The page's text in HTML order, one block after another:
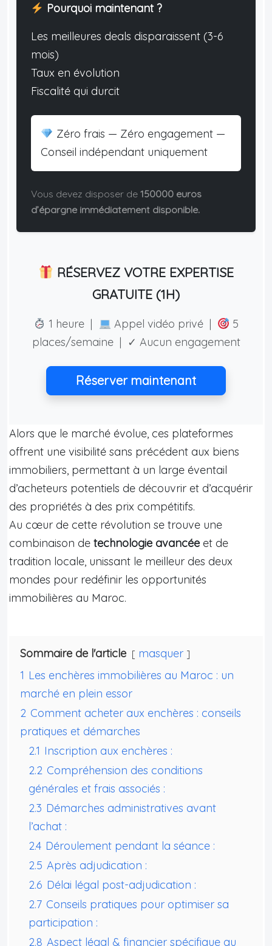
Pourquoi maintenant ?
Les meilleures deals disparaissent (3-6
mois)
Taux en évolution
Fiscalité qui durcit
Zéro frais — Zéro engagement —
Conseil indépendant uniquement
Vous devez disposer de 150000 euros
d’épargne immédiatement disponible.
RÉSERVEZ VOTRE EXPERTISE
GRATUITE (1H)
1 heure | Appel vidéo privé |
5
places/semaine | ✓ Aucun engagement
Réserver maintenant
Alors que le marché évolue, ces plateformes
offrent une visibilité sans précédent aux biens
immobiliers, permettant à un large éventail
d’acheteurs potentiels de découvrir et d’acquérir
des propriétés à des prix compétitifs.
Au cœur de cette révolution se trouve une
combinaison de technologie avancée et de
tradition locale, unissant le meilleur des deux
mondes pour redéfinir les opportunités
immobilières au Maroc.
Sommaire de l'article
masquer
1 Les enchères immobilières au Maroc : un
marché en plein essor
2 Comment acheter aux enchères : conseils
pratiques et démarches
2.1 Inscription aux enchères :
2.2 Compréhension des conditions
générales et frais associés :
2.3 Démarches administratives avant
l’achat :
2.4 Déroulement pendant la séance :
2.5 Après adjudication :
2.6 Délai légal post-adjudication :
2.7 Conseils pratiques pour optimiser sa
participation :
2.8 Aspect légal & financier spécifique au